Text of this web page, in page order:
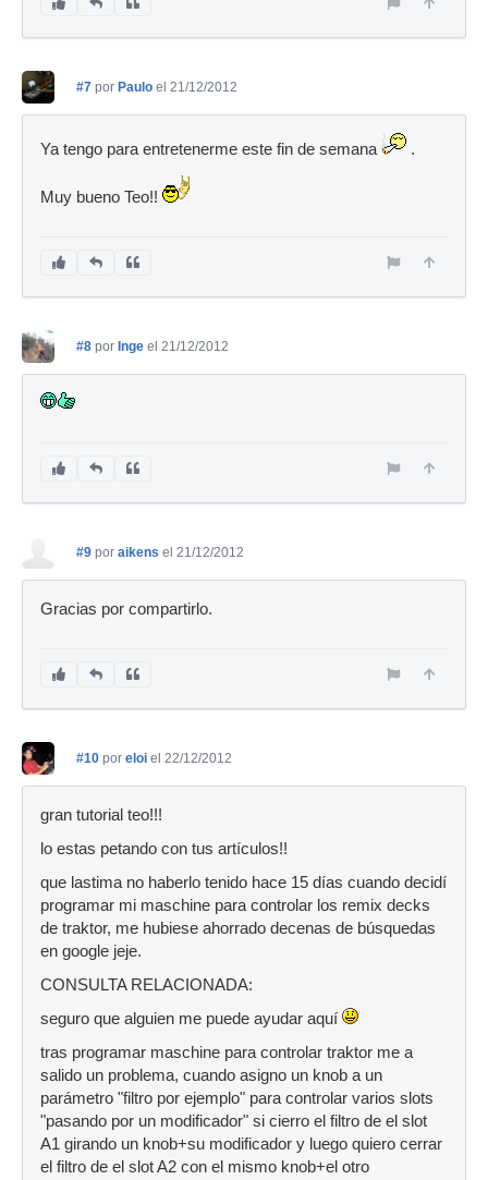
#7 por Paulo el 21/12/2012
Ya tengo para entretenerme este fin de semana .
Muy bueno Teo!!
#8 por Inge el 21/12/2012
#9 por aikens el 21/12/2012
Gracias por compartirlo.
#10 por eloi el 22/12/2012
gran tutorial teo!!!
lo estas petando con tus artículos!!
que lastima no haberlo tenido hace 15 días cuando decidí
programar mi maschine para controlar los remix decks
de traktor, me hubiese ahorrado decenas de búsquedas
en google jeje.
CONSULTA RELACIONADA:
seguro que alguien me puede ayudar aquí
tras programar maschine para controlar traktor me a
salido un problema, cuando asigno un knob a un
parámetro "filtro por ejemplo" para controlar varios slots
"pasando por un modificador" si cierro el filtro de el slot
A1 girando un knob+su modificador y luego quiero cerrar
el filtro de el slot A2 con el mismo knob+el otro